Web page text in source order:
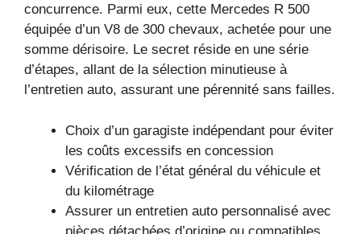
concurrence. Parmi eux, cette Mercedes R 500
équipée d’un V8 de 300 chevaux, achetée pour une
somme dérisoire. Le secret réside en une série
d’étapes, allant de la sélection minutieuse à
l’entretien auto, assurant une pérennité sans failles.
Choix d’un garagiste indépendant pour éviter
les coûts excessifs en concession
Vérification de l’état général du véhicule et
du kilométrage
Assurer un entretien auto personnalisé avec